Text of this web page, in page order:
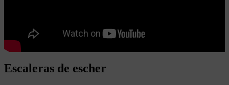
Escaleras de escher